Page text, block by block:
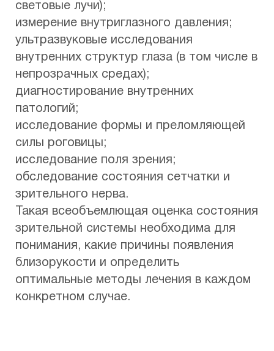
световые лучи);
измерение внутриглазного давления;
ультразвуковые исследования
внутренних структур глаза (в том числе в
непрозрачных средах);
диагностирование внутренних
патологий;
исследование формы и преломляющей
силы роговицы;
исследование поля зрения;
обследование состояния сетчатки и
зрительного нерва.
Такая всеобъемлющая оценка состояния
зрительной системы необходима для
понимания, какие причины появления
близорукости и определить
оптимальные методы лечения в каждом
конкретном случае.